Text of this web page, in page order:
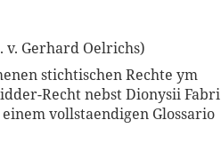
v. Gerhard Oelrichs)
stichtischen Rechte ym
Recht nebst Dionysii Fabri
vollstaendigen Glossario